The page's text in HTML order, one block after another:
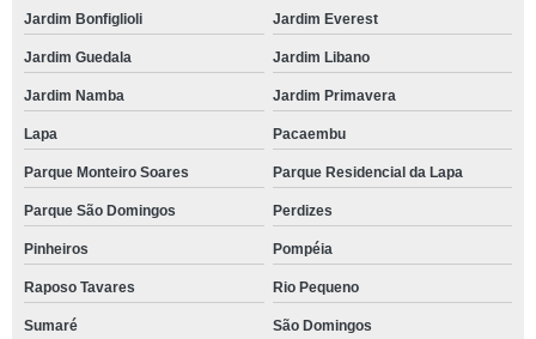
Jardim Bonfiglioli Jardim Everest
Jardim Guedala Jardim Libano
Jardim Namba Jardim Primavera
Lapa Pacaembu
Parque Monteiro Soares Parque Residencial da Lapa
Parque São Domingos Perdizes
Pinheiros Pompéia
Raposo Tavares Rio Pequeno
Sumaré São Domingos